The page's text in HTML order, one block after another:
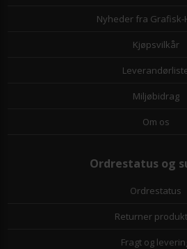
Nyheder fra Grafisk-
Kjøpsvilkår
Miljøbidrag
Om os
Ordrestatus og
Ordrestatus
Returner
Fragt og